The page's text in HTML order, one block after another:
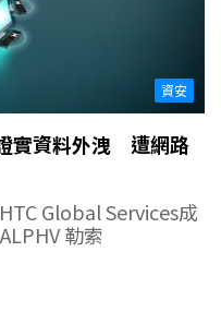
資安
實資料外洩 遭網路
Global Services成
勒索